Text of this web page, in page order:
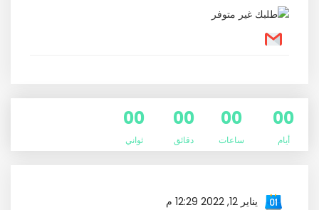
00
أيام
00
ساعات
00
دقائق
00
ثواني
يناير 12, 2022 12:29 م